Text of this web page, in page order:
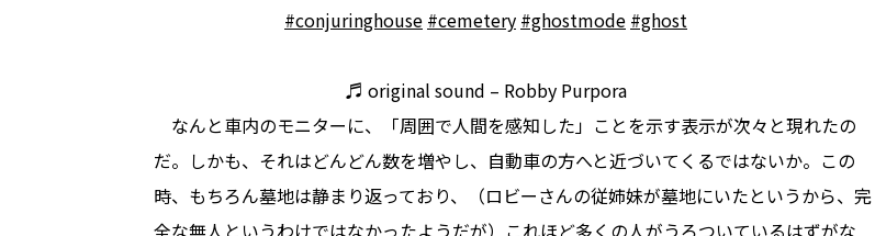
#conjuringhouse #cemetery #ghostmode #ghost
♬ original sound – Robby Purpora
なんと車内のモニターに、「周囲で人間を感知した」ことを示す表示が次々と現れたの
だ。しかも、それはどんどん数を増やし、自動車の方へと近づいてくるではないか。この
時、もちろん墓地は静まり返っており、（ロビーさんの従姉妹が墓地にいたというから、完